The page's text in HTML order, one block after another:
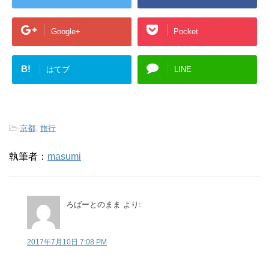
Google+ Pocket
B! はてブ LINE
-京都 旅行
執筆者： masumi
ろばーとのまま より:
2017年7月10日 7:08 PM